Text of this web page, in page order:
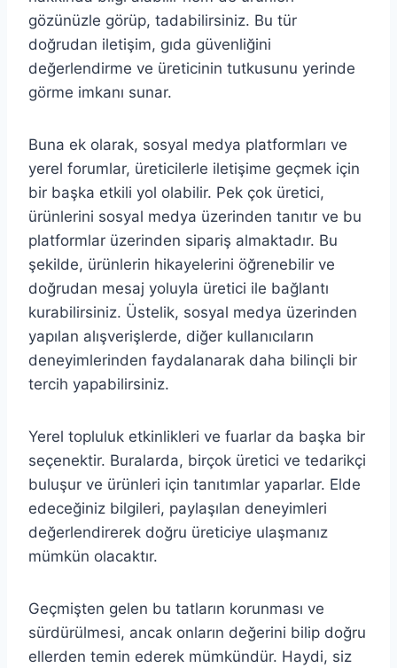
gözünüzle görüp, tadabilirsiniz. Bu tür
doğrudan iletişim, gıda güvenliğini
değerlendirme ve üreticinin tutkusunu yerinde
görme imkanı sunar.
Buna ek olarak, sosyal medya platformları ve
yerel forumlar, üreticilerle iletişime geçmek için
bir başka etkili yol olabilir. Pek çok üretici,
ürünlerini sosyal medya üzerinden tanıtır ve bu
platformlar üzerinden sipariş almaktadır. Bu
şekilde, ürünlerin hikayelerini öğrenebilir ve
doğrudan mesaj yoluyla üretici ile bağlantı
kurabilirsiniz. Üstelik, sosyal medya üzerinden
yapılan alışverişlerde, diğer kullanıcıların
deneyimlerinden faydalanarak daha bilinçli bir
tercih yapabilirsiniz.
Yerel topluluk etkinlikleri ve fuarlar da başka bir
seçenektir. Buralarda, birçok üretici ve tedarikçi
buluşur ve ürünleri için tanıtımlar yaparlar. Elde
edeceğiniz bilgileri, paylaşılan deneyimleri
değerlendirerek doğru üreticiye ulaşmanız
mümkün olacaktır.
Geçmişten gelen bu tatların korunması ve
sürdürülmesi, ancak onların değerini bilip doğru
ellerden temin ederek mümkündür. Haydi, siz